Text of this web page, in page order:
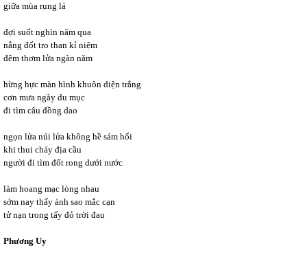
giữa mùa rụng lá
đợi suốt nghìn năm qua
nắng đốt tro than kỉ niệm
đêm thơm lửa ngàn năm
hừng hực màn hình khuôn diện trắng
cơn mưa ngày du mục
đi tìm câu đồng dao
ngọn lửa núi lửa không hề sám hối
khi thui cháy địa cầu
người đi tìm đốt rong dưới nước
làm hoang mạc lòng nhau
sớm nay thấy ánh sao mắc cạn
tử nạn trong tấy đỏ trời đau
Phương Uy